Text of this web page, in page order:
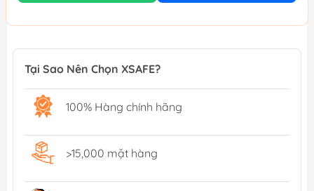
Tại Sao Nên Chọn XSAFE?
100% Hàng chính hãng
>15,000 mặt hàng